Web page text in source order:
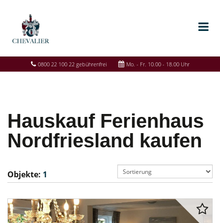
0800 22 100 22 gebührenfrei Mo. - Fr. 10.00 - 18.00 Uhr
Hauskauf Ferienhaus
Nordfriesland kaufen
Objekte: 1